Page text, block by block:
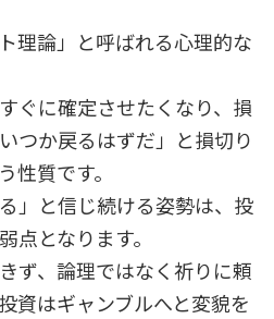
理論」と呼ばれる心理的な
ぐに確定させたくなり、損
つか戻るはずだ」と損切り
性質です。
」と信じ続ける姿勢は、投
点となります。
ず、論理ではなく祈りに頼
資はギャンブルへと変貌を